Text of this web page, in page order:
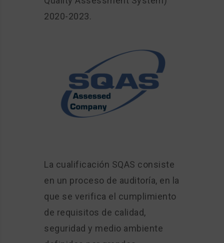
2020-2023.
La cualificación SQAS consiste
en un proceso de auditoría, en la
que se verifica el cumplimiento
de requisitos de calidad,
seguridad y medio ambiente